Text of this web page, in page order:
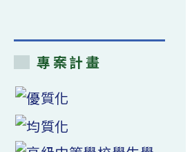
專案計畫